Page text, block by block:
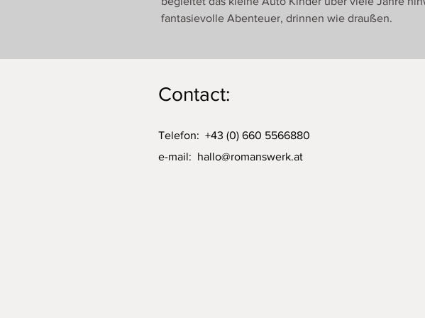
fantasievolle Abenteuer, drinnen wie draußen.
Contact:
Telefon: +43 (0) 660 5566880
e-mail: hallo@romanswerk.at